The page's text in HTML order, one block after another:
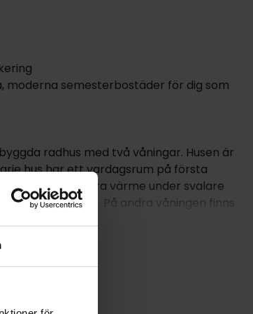
moderna semesterbostäder för dig som
radhus med två våningar. Husen är
hus har ett vardagsrum på första
spis för extra värme under svalare
utomhus. På andra våningen finns
i hela anläggningen och en lekplats
Kiel och Flensburg.